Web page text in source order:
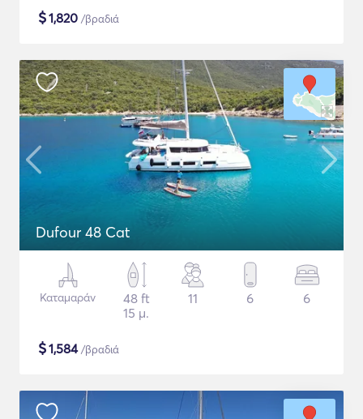
$1,820 /βραδιά
Dufour 48 Cat
Καταμαράν
48 ft
15 μ.
11 6 6
$1,584/βραδιά